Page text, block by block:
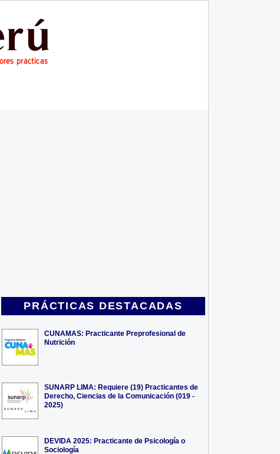
PRÁCTICAS DESTACADAS
CUNAMAS: Practicante Preprofesional de
Nutrición
SUNARP LIMA: Requiere (19) Practicantes de
Derecho, Ciencias de la Comunicación (019 -
2025)
DEVIDA 2025: Practicante de Psicología o
Sociología